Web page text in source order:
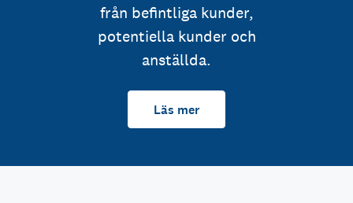
från befintliga kunder,
potentiella kunder och
anställda.
Läs mer